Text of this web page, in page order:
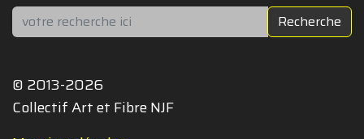
Rechercher Recherche
© 2013-2026
Collectif Art et Fibre NJF